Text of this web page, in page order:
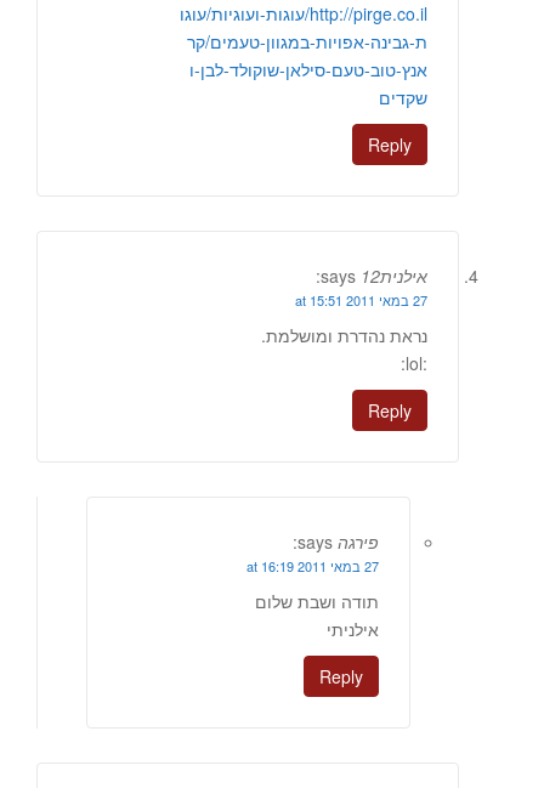
http://pirge.co.il/עוגות-ועוגיות/עוגו
ת-גבינה-אפויות-במגוון-טעמים/קר
אנץ-טוב-טעם-סילאן-שוקולד-לבן-ו
שקדים
Reply
אילנית12 says:
27 במאי 2011 at 15:51
נראת נהדרת ומושלמת.
:lol:
Reply
פירגה says:
27 במאי 2011 at 16:19
תודה ושבת שלום
אילניתי
Reply